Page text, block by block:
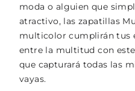
moda o alguien que
atractivo, las zapatillas
multicolor cumplirán tus
entre la multitud con
que capturará todas las
vayas.